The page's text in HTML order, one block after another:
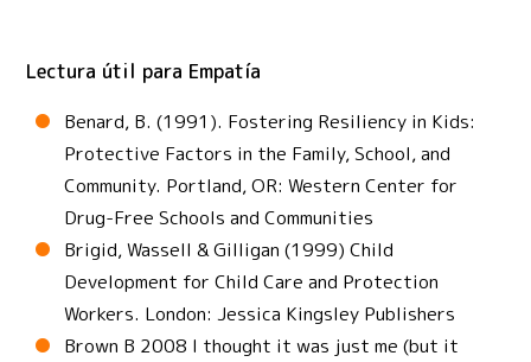
Ver los ejemplos de actividadesEmpatía SDG13
Acción por el clima
Paz, justicia e instituciones sólidas
Lectura útil para Empatía
Benard, B. (1991). Fostering Resiliency in Kids:
Protective Factors in the Family, School, and
Community. Portland, OR: Western Center for
Drug-Free Schools and Communities
Brigid, Wassell & Gilligan (1999) Child
Development for Child Care and Protection
Workers. London: Jessica Kingsley Publishers
Brown B 2008 I thought it was just me (but it